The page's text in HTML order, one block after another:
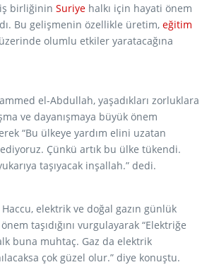
birliğinin Suriye halkı için hayati önem
Bu gelişmenin özellikle üretim, eğitim
olumlu etkiler yaratacağına
el-Abdullah, yaşadıkları zorluklara
ve dayanışmaya büyük önem
“Bu ülkeye yardım elini uzatan
Çünkü artık bu ülke tükendi.
taşıyacak inşallah.” dedi.
elektrik ve doğal gazın günlük
taşıdığını vurgulayarak “Elektriğe
buna muhtaç. Gaz da elektrik
çok güzel olur.” diye konuştu.